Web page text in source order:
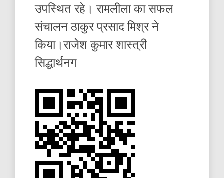
उपस्थित रहे। रामलीला का सफल
संचालन ठाकुर प्रसाद मिश्र ने
किया।राजेश कुमार शास्त्री
सिद्धार्थनग